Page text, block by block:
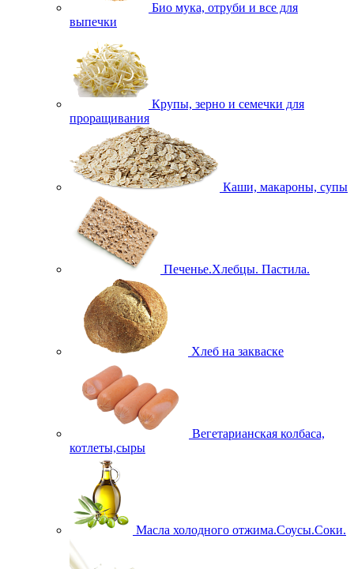
Био мука, отруби и все для
выпечки
Крупы, зерно и семечки для
проращивания
Каши, макароны, супы
Печенье.Хлебцы. Пастила.
Хлеб на закваске
Вегетарианская колбаса,
котлеты,сыры
Масла холодного отжима.Соусы.Соки.